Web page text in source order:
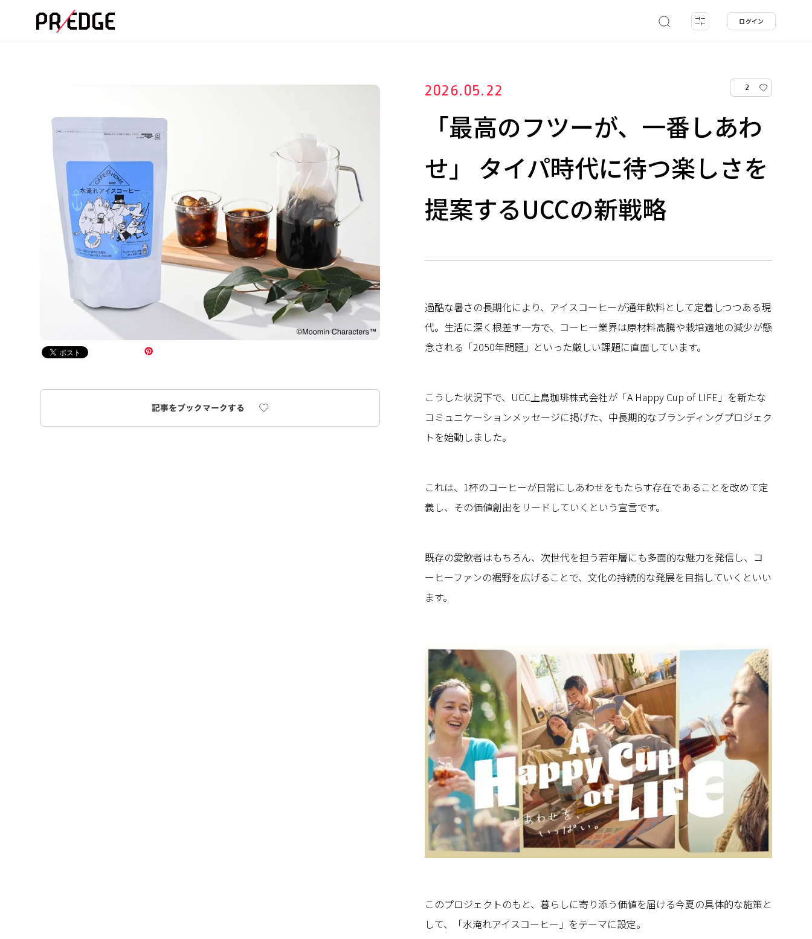
ログイン
2026.05.22 2
「最高のフツーが、一番しあわ
せ」 タイパ時代に待つ楽しさを
提案するUCCの新戦略
過酷な暑さの長期化により、アイスコーヒーが通年飲料として定着しつつある現
代。生活に深く根差す一方で、コーヒー業界は原材料高騰や栽培適地の減少が懸
念される「2050年問題」といった厳しい課題に直面しています。
こうした状況下で、UCC上島珈琲株式会社が「A Happy Cup of LIFE」を新たな
コミュニケーションメッセージに掲げた、中長期的なブランディングプロジェク
トを始動しました。
これは、1杯のコーヒーが日常にしあわせをもたらす存在であることを改めて定
義し、その価値創出をリードしていくという宣言です。
既存の愛飲者はもちろん、次世代を担う若年層にも多面的な魅力を発信し、コ
ーヒーファンの裾野を広げることで、文化の持続的な発展を目指していくといい
ます。
このプロジェクトのもと、暮らしに寄り添う価値を届ける今夏の具体的な施策と
して、「水淹れアイスコーヒー」をテーマに設定。